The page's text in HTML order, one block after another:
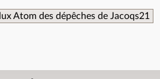
Atom des dépêches de Jacoqs21